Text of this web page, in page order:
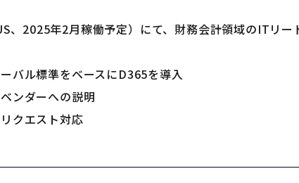
、2025年2月稼働予定）にて、財務会計領域のITリー
バル標準をベースにD365を導入
ンダーへの説明
クエスト対応